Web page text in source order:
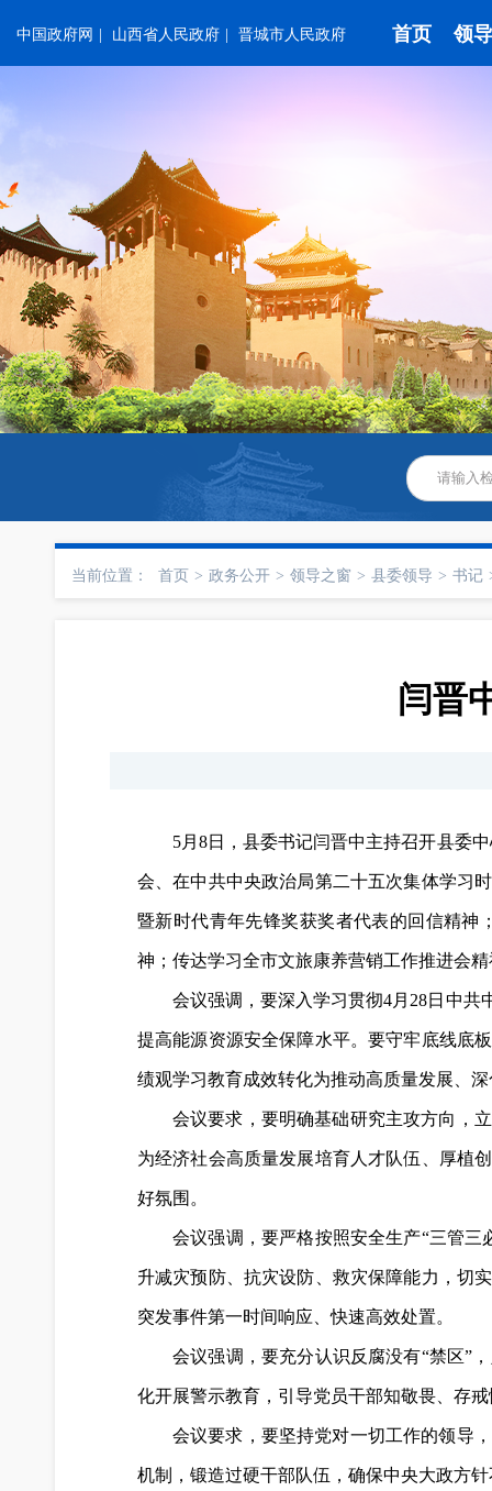
中国政府网 山西省人民政府 晋城市人民政府 首页 领
当前位置： 首页 > 政务公开 > 领导之窗 > 县委领导 > 书记
闫晋
5月8日，县委书记闫晋中主持召开县委
会、在中共中央政治局第二十五次集体学习
暨新时代青年先锋奖获奖者代表的回信精神
神；传达学习全市文旅康养营销工作推进会
会议强调，要深入学习贯彻4月28日中
提高能源资源安全保障水平。要守牢底线底
绩观学习教育成效转化为推动高质量发展、
会议要求，要明确基础研究主攻方向，
为经济社会高质量发展培育人才队伍、厚植
好氛围。
会议强调，要严格按照安全生产“三管
升减灾预防、抗灾设防、救灾保障能力，切
突发事件第一时间响应、快速高效处置。
会议强调，要充分认识反腐没有“禁区”
化开展警示教育，引导党员干部知敬畏、存
会议要求，要坚持党对一切工作的领导
机制，锻造过硬干部队伍，确保中央大政方